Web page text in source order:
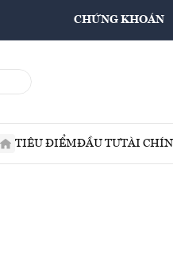
CHỨNG KHOÁN
TIÊU ĐIỂMĐẦU TƯTÀI